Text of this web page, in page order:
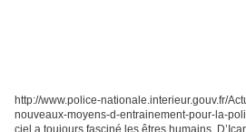
http://www.police-nationale.interieur.gouv.fr/
nouveaux-moyens-d-entrainement-pour-la-
ciel a toujours fasciné les êtres humains.